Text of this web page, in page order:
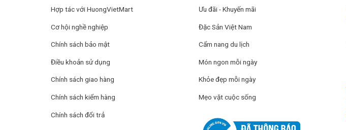
Hợp tác với HuongVietMart
Cơ hội nghề nghiệp
Chính sách bảo mật
Điều khoản sử dụng
Chính sách giao hàng
Chính sách kiểm hàng
Chính sách đổi trả
Ưu đãi - Khuyến mãi
Đặc Sản Việt Nam
Cẩm nang du lịch
Món ngon mỗi ngày
Khỏe đẹp mỗi ngày
Mẹo vặt cuộc sống